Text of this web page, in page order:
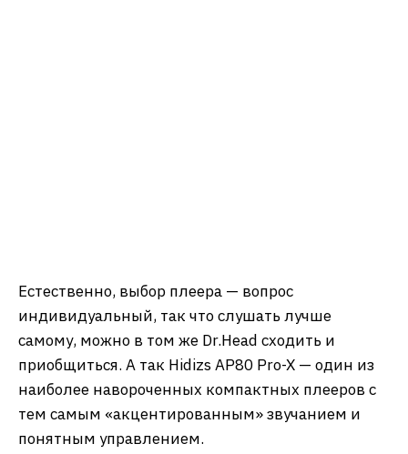
Естественно, выбор плеера — вопрос
индивидуальный, так что слушать лучше
самому, можно в том же Dr.Head сходить и
приобщиться. А так Hidizs AP80 Pro-X — один из
наиболее навороченных компактных плееров с
тем самым «акцентированным» звучанием и
понятным управлением.